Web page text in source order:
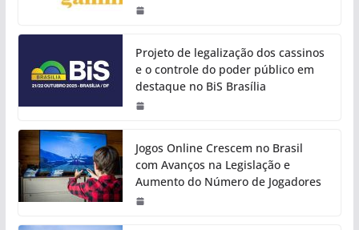
Projeto de legalização dos cassinos
e o controle do poder público em
destaque no BiS Brasília
Jogos Online Crescem no Brasil
com Avanços na Legislação e
Aumento do Número de Jogadores